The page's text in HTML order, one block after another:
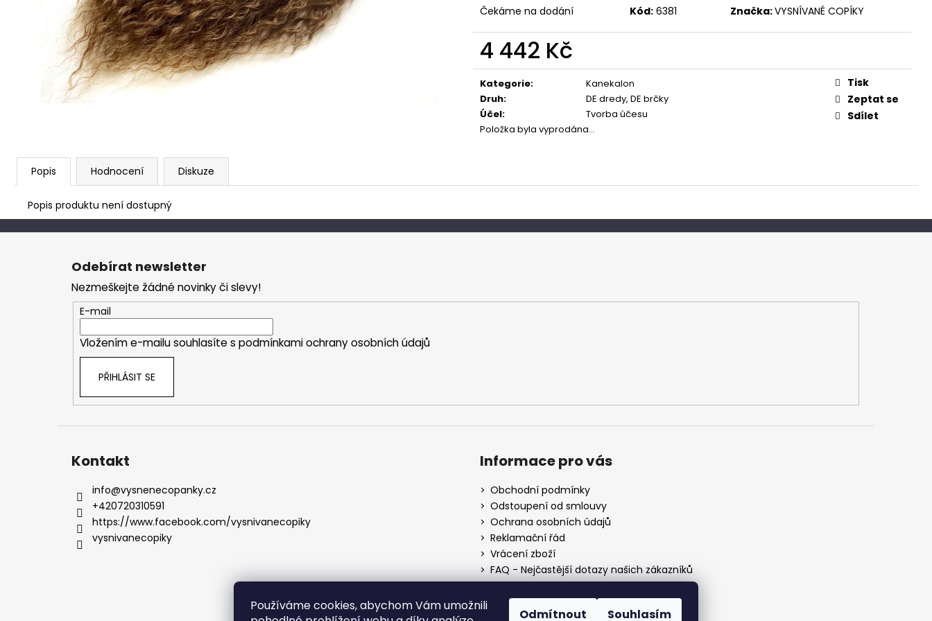
Používáme cookies, abychom Vám umožnili
Odmítnout Souhlasím
Čekáme na dodání Kód: 6381 Značka:VYSNÍVANÉ COPÍKY
4 442 Kč
Měrná
cena:
Kategorie:
Kanekalon
Druh:
DE dredy, DE brčky
Účel:
Tvorba účesu
Položka byla vyprodána…
Tisk
Zeptat se
Sdílet
Popis Hodnocení Diskuze
Popis produktu není dostupný
Z
Odebírat newsletter
Nezmeškejte žádné novinky či slevy!
E-mail
Vložením e-mailu souhlasíte s podmínkami ochrany osobních údajů
PŘIHLÁSIT SE
Kontakt
info@vysnenecopanky.cz
+420720310591
https://www.facebook.com/vysnivanecopiky
vysnivanecopiky
Informace pro vás
Obchodní podmínky
Odstoupení od smlouvy
Ochrana osobních údajů
Reklamační řád
Vrácení zboží
FAQ - Nejčastější dotazy našich zákazníků
Mapa braiderek
Kurz zapletání vlasů